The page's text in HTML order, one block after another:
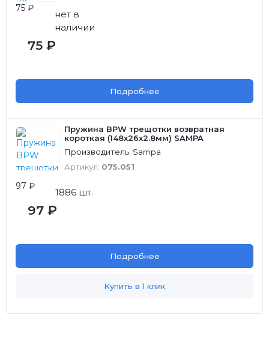
75 ₽
нет в
наличии
75 ₽
Подробнее
Пружина BPW трещотки возвратная
короткая (148х26х2.8мм) SAMPA
Производитель: Sampa
Артикул: 075.051
97 ₽
1886 шт.
97 ₽
Подробнее
Купить в 1 клик